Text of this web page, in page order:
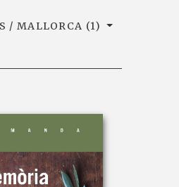
/ MALLORCA (1)